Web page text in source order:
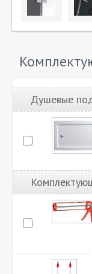
Душевые